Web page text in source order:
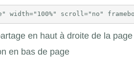
en haut à droite de la page
en bas de page